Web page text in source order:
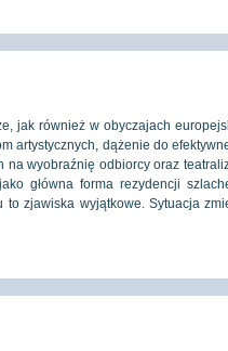
jak również w obyczajach
artystycznych, dążenie do
wyobraźnię odbiorcy oraz
główna forma rezydencji
zjawiska wyjątkowe. Sytuacja